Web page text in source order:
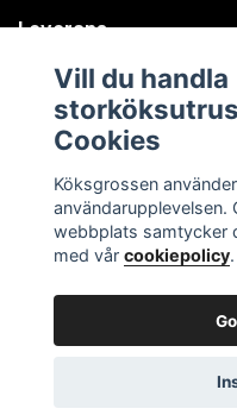
Leverans
Kundinformation
© 2026
Vill du handla
Cookies
Köksgrossen
användarupplevelsen.
webbplats samtycker
med vår cookiepolicy.